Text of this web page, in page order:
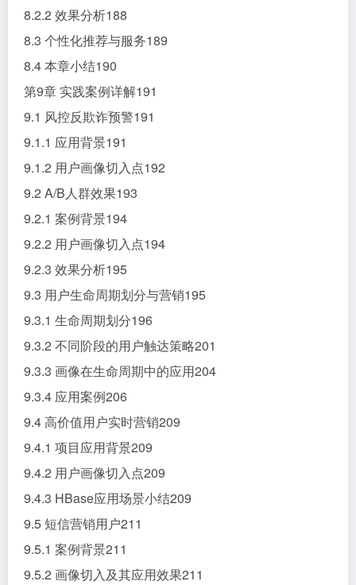
8.2.2 效果分析188
8.3 个性化推荐与服务189
8.4 本章小结190
第9章 实践案例详解191
9.1 风控反欺诈预警191
9.1.1 应用背景191
9.1.2 用户画像切入点192
9.2 A/B人群效果193
9.2.1 案例背景194
9.2.2 用户画像切入点194
9.2.3 效果分析195
9.3 用户生命周期划分与营销195
9.3.1 生命周期划分196
9.3.2 不同阶段的用户触达策略201
9.3.3 画像在生命周期中的应用204
9.3.4 应用案例206
9.4 高价值用户实时营销209
9.4.1 项目应用背景209
9.4.2 用户画像切入点209
9.4.3 HBase应用场景小结209
9.5 短信营销用户211
9.5.1 案例背景211
9.5.2 画像切入及其应用效果211